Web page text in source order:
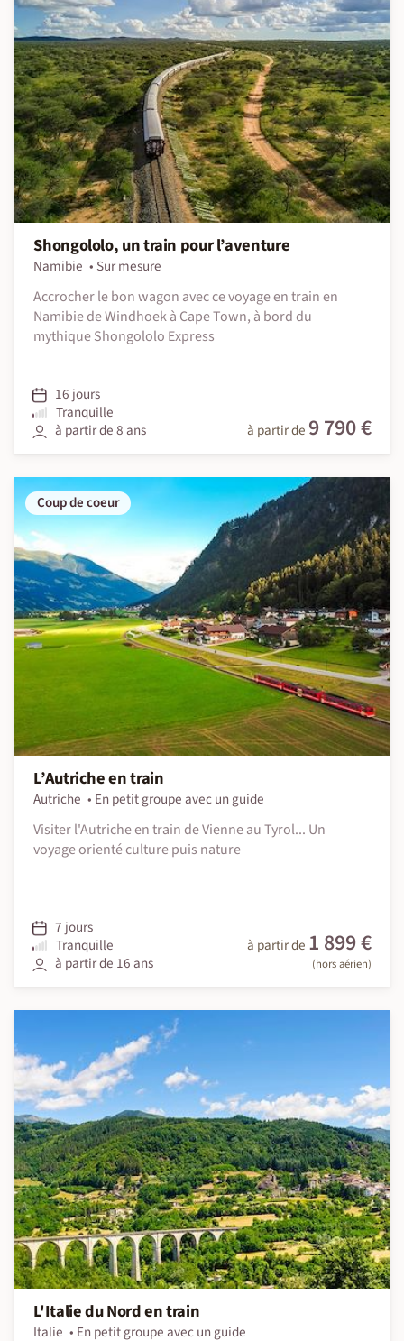
Shongololo, un train pour l’aventure
Namibie
Sur mesure
Accrocher le bon wagon avec ce voyage en train en
Namibie de Windhoek à Cape Town, à bord du
mythique Shongololo Express
16 jours
Tranquille
à partir de 8 ans
à partir de 9 790 €
Coup de coeur
L’Autriche en train
Autriche
En petit groupe avec un guide
Visiter l'Autriche en train de Vienne au Tyrol... Un
voyage orienté culture puis nature
7 jours
Tranquille
à partir de 16 ans
à partir de 1 899 €
(hors aérien)
L'Italie du Nord en train
Italie
En petit groupe avec un guide